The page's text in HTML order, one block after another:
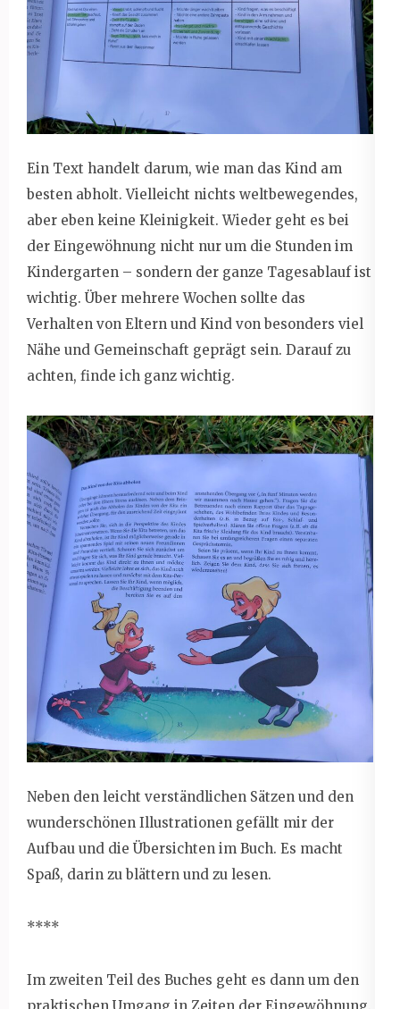
Ein Text handelt darum, wie man das Kind am
besten abholt. Vielleicht nichts weltbewegendes,
aber eben keine Kleinigkeit. Wieder geht es bei
der Eingewöhnung nicht nur um die Stunden im
Kindergarten – sondern der ganze Tagesablauf ist
wichtig. Über mehrere Wochen sollte das
Verhalten von Eltern und Kind von besonders viel
Nähe und Gemeinschaft geprägt sein. Darauf zu
achten, finde ich ganz wichtig.
Neben den leicht verständlichen Sätzen und den
wunderschönen Illustrationen gefällt mir der
Aufbau und die Übersichten im Buch. Es macht
Spaß, darin zu blättern und zu lesen.
****
Im zweiten Teil des Buches geht es dann um den